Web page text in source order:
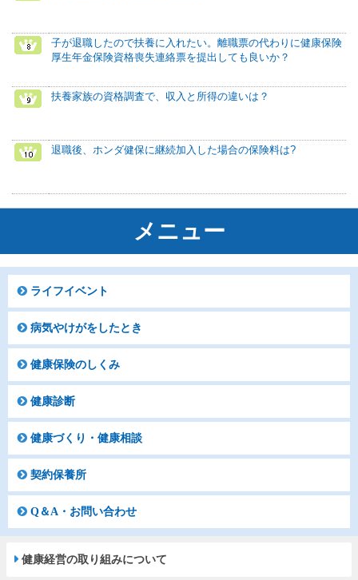
子が退職したので扶養に入れたい。離職票の代わりに健康保険
厚生年金保険資格喪失連絡票を提出しても良いか？
扶養家族の資格調査で、収入と所得の違いは？
退職後、ホンダ健保に継続加入した場合の保険料は?
メニュー
ライフイベント
病気やけがをしたとき
健康保険のしくみ
健康診断
健康づくり・健康相談
契約保養所
Q＆A・お問い合わせ
健康経営の取り組みについて